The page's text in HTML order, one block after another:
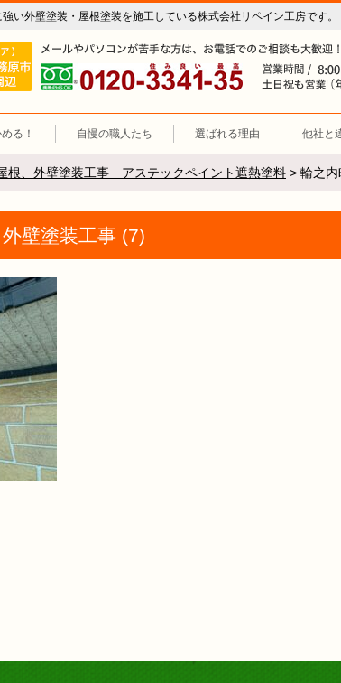
い外壁塗装・屋根塗装を施工している株式会社リペイン工房です。
工房（外壁塗装・屋根塗装・雨漏り修理・防水工事
施工エリア 岐阜市、各務原市、羽島郡。
0120-3341-35
る！ 自慢の職人たち 選ばれる理由 他社と
根、外壁塗装工事 アステックペイント遮熱塗料 > 輪之
壁塗装工事 (7)